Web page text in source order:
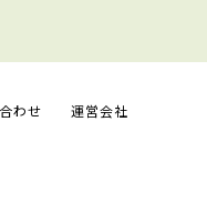
わせ 運営会社